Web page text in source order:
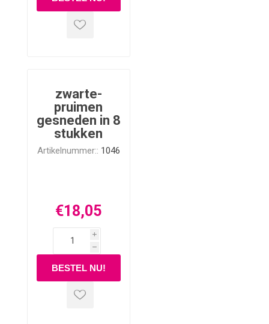
zwarte-
pruimen
gesneden in 8
stukken
Artikelnummer:: 1046
€18,05
i
h